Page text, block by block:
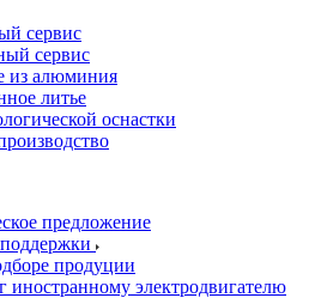
сервис
сервис
из алюминия
литье
оснастки
предложение
продуции
иностранному электродвигателю